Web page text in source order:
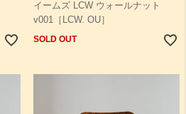
イームズ LCW ウォールナット
v001［LCW. OU］
SOLD OUT